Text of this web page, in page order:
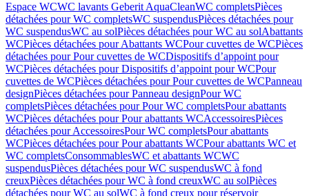
Espace WCWC lavants Geberit AquaCleanWC completsPièces
détachées pour WC completsWC suspendusPièces détachées pour
WC suspendusWC au solPièces détachées pour WC au solAbattants
WCPièces détachées pour Abattants WCPour cuvettes de WCPièces
détachées pour Pour cuvettes de WCDispositifs d’appoint pour
WCPièces détachées pour Dispositifs d’appoint pour WCPour
cuvettes de WCPièces détachées pour Pour cuvettes de WCPanneau
designPièces détachées pour Panneau designPour WC
completsPièces détachées pour Pour WC completsPour abattants
WCPièces détachées pour Pour abattants WCAccessoiresPièces
détachées pour AccessoiresPour WC completsPour abattants
WCPièces détachées pour Pour abattants WCPour abattants WC et
WC completsConsommablesWC et abattants WCWC
suspendusPièces détachées pour WC suspendusWC à fond
creuxPièces détachées pour WC à fond creuxWC au solPièces
détachées pour WC au solWC à fond creux pour réservoir